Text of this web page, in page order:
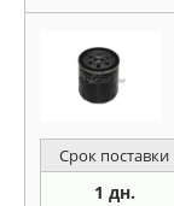
Срок поставки
1 дн.